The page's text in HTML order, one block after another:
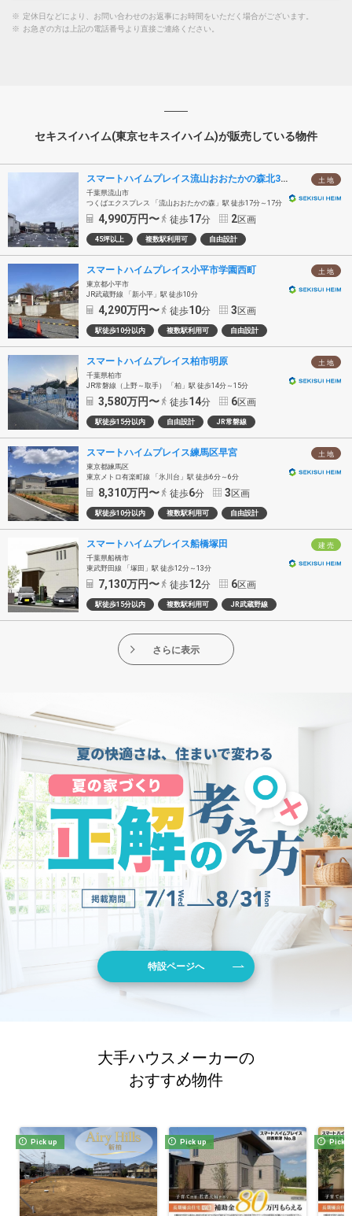
※ 定休日などにより、お問い合わせのお返事にお時間をいただく場合がございます。
※ お急ぎの方は上記の電話番号より直接ご連絡ください。
セキスイハイム(東京セキスイハイム)が販売している物件
土 地
スマートハイムプレイス流山おおたかの森北3丁目II
千葉県流山市
つくばエクスプレス 「流山おおたかの森」駅 徒歩17分～17分
4,990万円〜 徒歩17分 2区画
45坪以上 複数駅利用可 自由設計
土 地
スマートハイムプレイス小平市学園西町
東京都小平市
JR武蔵野線 「新小平」駅 徒歩10分
4,290万円〜 徒歩10分 3 区画
駅徒歩10分以内 複数駅利用可 自由設計
土 地
スマートハイムプレイス柏市明原
千葉県柏市
JR常磐線（上野～取手） 「柏」駅 徒歩14分～15分
3,580万円〜 徒歩14分 6区画
駅徒歩15分以内 自由設計 JR常磐線
土 地
スマートハイムプレイス練馬区早宮
東京都練馬区
東京メトロ有楽町線 「氷川台」駅 徒歩6分～6分
8,310万円〜 徒歩6分 3 区画
駅徒歩10分以内 複数駅利用可 自由設計
建 売
スマートハイムプレイス船橋塚田
千葉県船橋市
東武野田線 「塚田」駅 徒歩12分～13分
7,130万円〜 徒歩12分 6区画
駅徒歩15分以内 複数駅利用可 JR武蔵野線
さらに表示
特設ページへ
大手ハウスメーカーの
おすすめ物件
Pick up Pick up Pick